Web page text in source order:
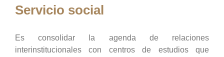
Servicio social
Es consolidar la agenda de relaciones
interinstitucionales con centros de estudios que